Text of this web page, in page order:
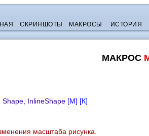
СКРИНШОТЫ МАКРОСЫ ИСТОРИЯ
МАКРОС
Shape, InlineShape [М] [К]
масштаба рисунка.